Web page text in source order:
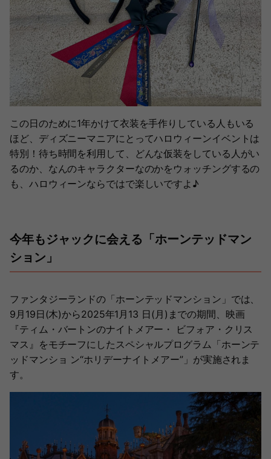
この日のために1年かけて衣装を手作りしている人もいる
ほど、ディズニーマニアにとってハロウィーンイベントは
特別！待ち時間を利用して、どんな仮装をしている人がい
るのか、なんのキャラクターなのかをウォッチングするの
も、ハロウィーンならではで楽しいですよ♪
今年もジャックに会える「ホーンテッドマン
ション」
ファンタジーランドの「ホーンテッドマンション」では、
9月19日(木)から2025年1月13 日(月)までの期間、映画
『ティム・バートンのナイトメアー・ ビフォア・クリス
マス』をモチーフにしたスペシャルプログラム「ホーンテ
ッドマンショ ン“ホリデーナイトメアー”」が実施されま
す。